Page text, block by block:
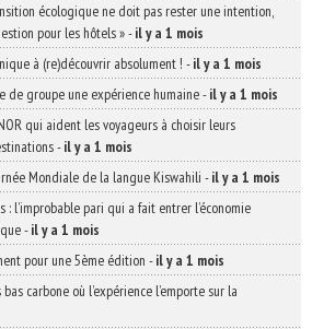
écologique ne doit pas rester une intention,
pour les hôtels »-il y a 1 mois
à (re)découvrir absolument ! -il y a 1 mois
de groupe une expérience humaine-il y a 1 mois
qui aident les voyageurs à choisir leurs
-il y a 1 mois
Mondiale de la langue Kiswahili -il y a 1 mois
: l’improbable pari qui a fait entrer l’économie
-il y a 1 mois
pour une 5ème édition -il y a 1 mois
carbone où l’expérience l’emporte sur la